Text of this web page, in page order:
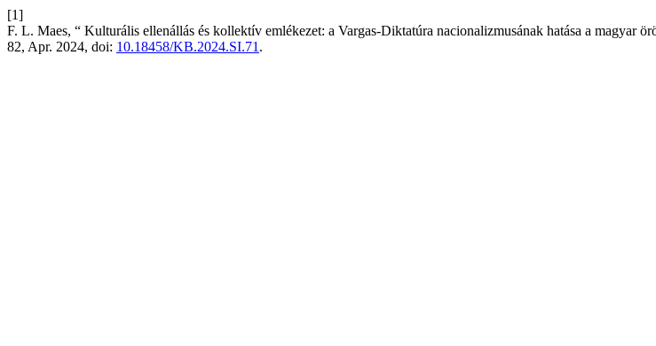
[1]
F. L. Maes, “ Kulturális ellenállás és kollektív emlékezet: a Vargas-Diktatúra nacionalizmusának hatása a magyar
82, Apr. 2024, doi: 10.18458/KB.2024.SI.71 .